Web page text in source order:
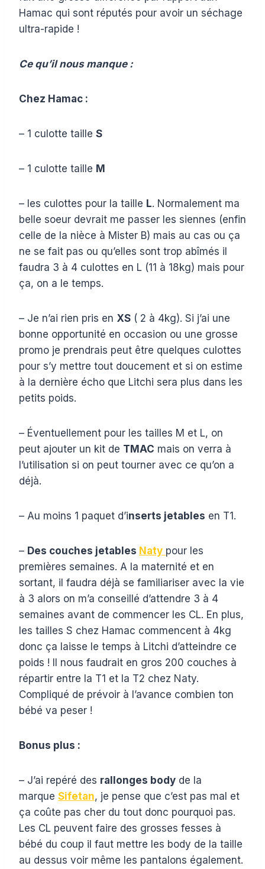
Hamac qui sont réputés pour avoir un séchage
ultra-rapide !
Ce qu’il nous manque :
Chez Hamac :
– 1 culotte taille S
– 1 culotte taille M
– les culottes pour la taille L. Normalement ma
belle soeur devrait me passer les siennes (enfin
celle de la nièce à Mister B) mais au cas ou ça
ne se fait pas ou qu’elles sont trop abîmés il
faudra 3 à 4 culottes en L (11 à 18kg) mais pour
ça, on a le temps.
– Je n’ai rien pris en XS ( 2 à 4kg). Si j’ai une
bonne opportunité en occasion ou une grosse
promo je prendrais peut être quelques culottes
pour s’y mettre tout doucement et si on estime
à la dernière écho que Litchi sera plus dans les
petits poids.
– Éventuellement pour les tailles M et L, on
peut ajouter un kit de TMAC mais on verra à
l’utilisation si on peut tourner avec ce qu’on a
déjà.
– Au moins 1 paquet d’inserts jetables en T1.
– Des couches jetables Naty pour les
premières semaines. A la maternité et en
sortant, il faudra déjà se familiariser avec la vie
à 3 alors on m’a conseillé d’attendre 3 à 4
semaines avant de commencer les CL. En plus,
les tailles S chez Hamac commencent à 4kg
donc ça laisse le temps à Litchi d’atteindre ce
poids ! Il nous faudrait en gros 200 couches à
répartir entre la T1 et la T2 chez Naty.
Compliqué de prévoir à l’avance combien ton
bébé va peser !
Bonus plus :
– J’ai repéré des rallonges body de la
marque Sifetan, je pense que c’est pas mal et
ça coûte pas cher du tout donc pourquoi pas.
Les CL peuvent faire des grosses fesses à
bébé du coup il faut mettre les body de la taille
au dessus voir même les pantalons également.